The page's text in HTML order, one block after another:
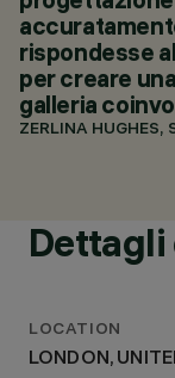
rispondesse
per creare
galleria
ZERLINA HUGHES,
LOCATION
LONDON,